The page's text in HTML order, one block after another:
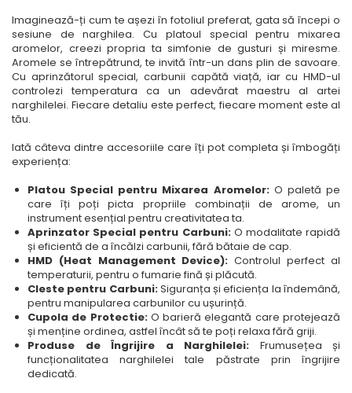
Imaginează-ți cum te așezi în fotoliul preferat, gata să începi o
sesiune de narghilea. Cu platoul special pentru mixarea
aromelor, creezi propria ta simfonie de gusturi și miresme.
Aromele se întrepătrund, te invită într-un dans plin de savoare.
Cu aprinzătorul special, carbunii capătă viață, iar cu HMD-ul
controlezi temperatura ca un adevărat maestru al artei
narghilelei. Fiecare detaliu este perfect, fiecare moment este al
tău.
Iată câteva dintre accesoriile care îți pot completa și îmbogăți
experiența:
Platou Special pentru Mixarea Aromelor:O paletă pe
care îți poți picta propriile combinații de arome, un
instrument esențial pentru creativitatea ta.
Aprinzator Special pentru Carbuni:O modalitate rapidă
și eficientă de a încălzi carbunii, fără bătaie de cap.
HMD (Heat Management Device): Controlul perfect al
temperaturii, pentru o fumarie fină și plăcută.
Cleste pentru Carbuni:Siguranța și eficiența la îndemână,
pentru manipularea carbunilor cu ușurință.
Cupola de Protectie:O barieră elegantă care protejează
și menține ordinea, astfel încât să te poți relaxa fără griji.
Produse de Îngrijire a Narghilelei: Frumusețea și
funcționalitatea narghilelei tale păstrate prin îngrijire
dedicată.